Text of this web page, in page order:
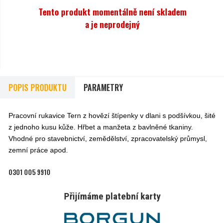
Tento produkt momentálně není skladem
a je neprodejný
POPIS PRODUKTU PARAMETRY
Pracovní rukavice Tern z hovězí štípenky v dlani s podšívkou, šité
z jednoho kusu kůže. Hřbet a manžeta z bavlněné tkaniny.
Vhodné pro stavebnictví, zemědělství, zpracovatelský průmysl,
zemní práce apod.
0301 005 9910
Přijímáme platební karty